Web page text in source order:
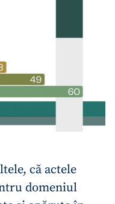
că actele
domeniul